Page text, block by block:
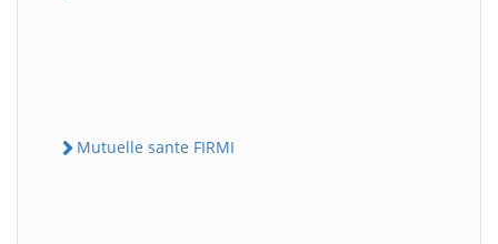
Mutuelle sante FIRMI